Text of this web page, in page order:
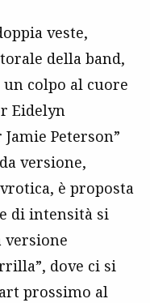
veste,
della band,
un colpo al cuore
Eidelyn
Jamie Peterson”
versione,
è proposta
di intensità si
versione
dove ci si
prossimo al